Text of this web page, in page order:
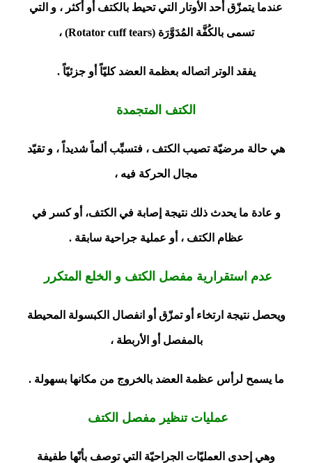
عندما يتمزّق أحد الأوتار التي تحيط بالكتف أو أكثر ، و التي
تسمى بالكُفَّة المُدَوَّرَة (Rotator cuff tears) ،
يفقد الوتر اتصاله بعظمة العضد كليّاً أو جزئيّاً .
الكتف المتجمدة
هي حالة مرضيّة تصيب الكتف ، فتسبِّب ألماً شديداً ، و تقيّد
مجال الحركة فيه ،
و عادة ما يحدث ذلك نتيجة إصابة في الكتف، أو كسر في
عظام الكتف ، أو عملية جراحية سابقة .
عدم استقرارية مفصل الكتف و الخلع المتكرر
ويحصل نتيجة ارتخاء أو تمزّق أو انفصال الكبسولة المحيطة
بالمفصل أو الأربطة ،
ما يسمح لرأس عظمة العضد بالخروج من مكانها بسهولة .
عمليات تنظير مفصل الكتف
وهي إحدى العمليّات الجراحيّة التي توصف بأنّها طفيفة